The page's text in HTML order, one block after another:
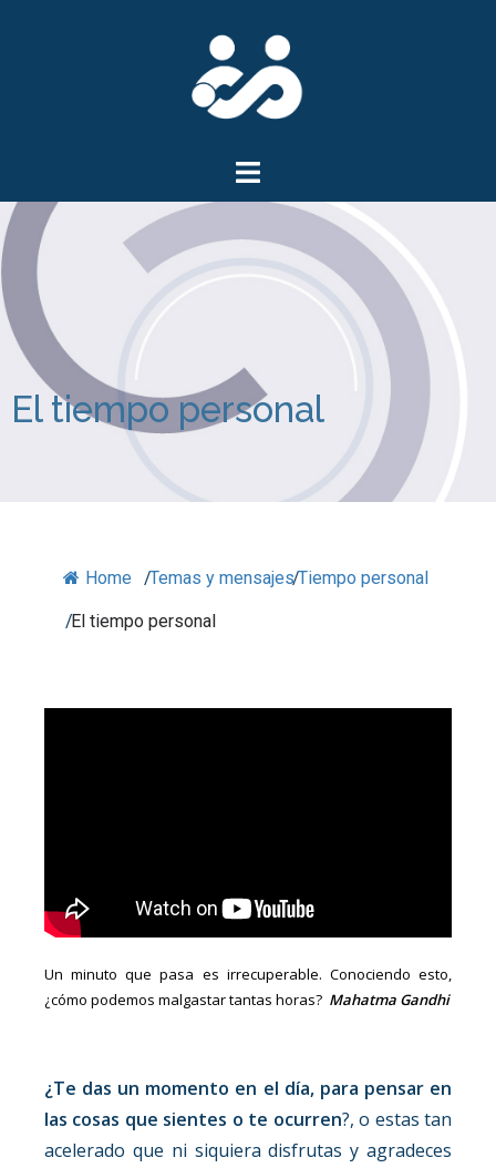
El tiempo personal
Home /Temas y mensajes/Tiempo personal
/El tiempo personal
Un minuto que pasa es irrecuperable. Conociendo esto,
¿cómo podemos malgastar tantas horas? Mahatma Gandhi
¿Te das un momento en el día, para pensar en
las cosas que sientes o te ocurren?, o estas tan
acelerado que ni siquiera disfrutas y agradeces